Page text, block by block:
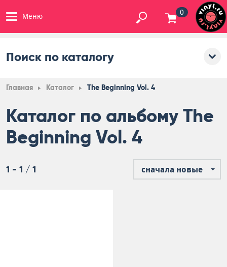
Меню 0
Поиск по каталогу
Главная Каталог The Beginning Vol. 4
Каталог по альбому The
Beginning Vol. 4
1 - 1 / 1 сначала новые